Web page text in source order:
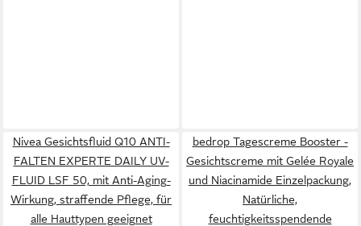
Nivea Gesichtsfluid Q10 ANTI-
FALTEN EXPERTE DAILY UV-
FLUID LSF 50, mit Anti-Aging-
Wirkung, straffende Pflege, für
alle Hauttypen geeignet
bedrop Tagescreme Booster -
Gesichtscreme mit Gelée Royale
und Niacinamide Einzelpackung,
Natürliche,
feuchtigkeitsspendende